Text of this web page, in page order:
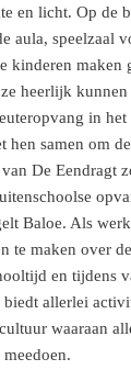
en licht. Op de
aula, speelzaal
kinderen maken
heerlijk kunnen
in het
hen samen om
De Eendragt
Baloe. Als
te maken over
en tijdens
allerlei
waaraan